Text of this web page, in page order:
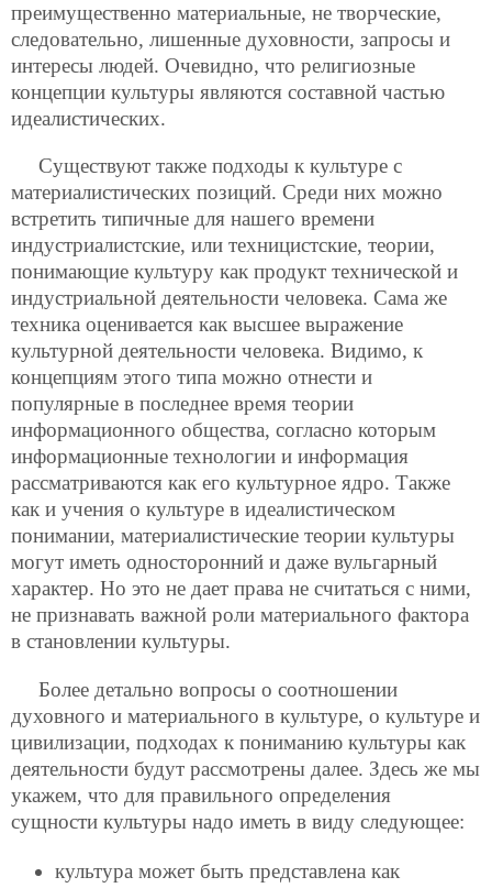
преимущественно материальные, не творческие,
следовательно, лишенные духовности, запросы и
интересы людей. Очевидно, что религиозные
концепции культуры являются составной частью
идеалистических.
Существуют также подходы к культуре с
материалистических позиций. Среди них можно
встретить типичные для нашего времени
индустриалистские, или техницистские, теории,
понимающие культуру как продукт технической и
индустриальной деятельности человека. Сама же
техника оценивается как высшее выражение
культурной деятельности человека. Видимо, к
концепциям этого типа можно отнести и
популярные в последнее время теории
информационного общества, согласно которым
информационные технологии и информация
рассматриваются как его культурное ядро. Также
как и учения о культуре в идеалистическом
понимании, материалистические теории культуры
могут иметь односторонний и даже вульгарный
характер. Но это не дает права не считаться с ними,
не признавать важной роли материального фактора
в становлении культуры.
Более детально вопросы о соотношении
духовного и материального в культуре, о культуре и
цивилизации, подходах к пониманию культуры как
деятельности будут рассмотрены далее. Здесь же мы
укажем, что для правильного определения
сущности культуры надо иметь в виду следующее:
культура может быть представлена как